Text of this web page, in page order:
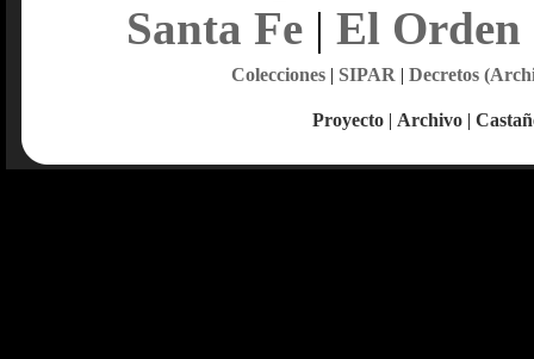
Santa Fe| El Orden
Colecciones| SIPAR | Decretos
Proyecto | Archivo |